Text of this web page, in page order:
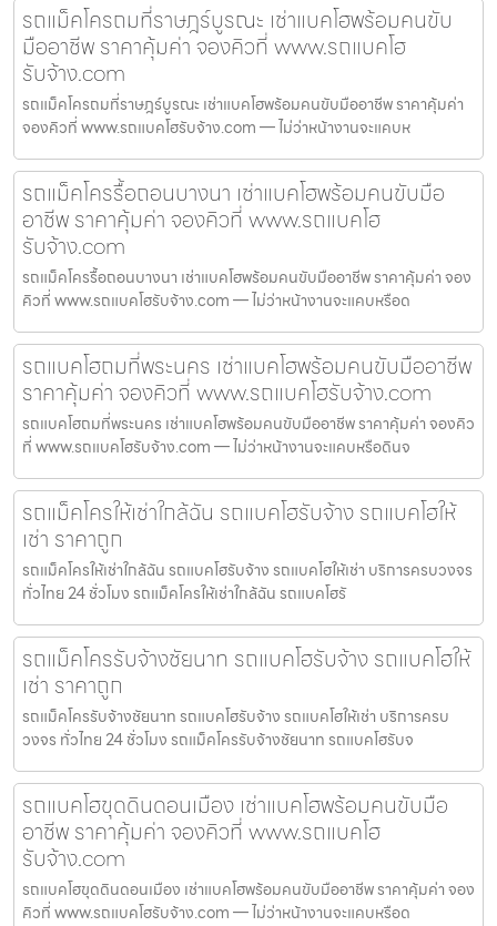
รถแม็คโครถมที่ราษฎร์บูรณะ เช่าแบคโฮพร้อมคนขับ
มืออาชีพ ราคาคุ้มค่า จองคิวที่ www.รถแบคโฮ
รับจ้าง.com
รถแม็คโครถมที่ราษฎร์บูรณะ เช่าแบคโฮพร้อมคนขับมืออาชีพ ราคาคุ้มค่า
จองคิวที่ www.รถแบคโฮรับจ้าง.com — ไม่ว่าหน้างานจะแคบห
รถแม็คโครรื้อถอนบางนา เช่าแบคโฮพร้อมคนขับมือ
อาชีพ ราคาคุ้มค่า จองคิวที่ www.รถแบคโฮ
รับจ้าง.com
รถแม็คโครรื้อถอนบางนา เช่าแบคโฮพร้อมคนขับมืออาชีพ ราคาคุ้มค่า จอง
คิวที่ www.รถแบคโฮรับจ้าง.com — ไม่ว่าหน้างานจะแคบหรือด
รถแบคโฮถมที่พระนคร เช่าแบคโฮพร้อมคนขับมืออาชีพ
ราคาคุ้มค่า จองคิวที่ www.รถแบคโฮรับจ้าง.com
รถแบคโฮถมที่พระนคร เช่าแบคโฮพร้อมคนขับมืออาชีพ ราคาคุ้มค่า จองคิว
ที่ www.รถแบคโฮรับจ้าง.com — ไม่ว่าหน้างานจะแคบหรือดินจ
รถแม็คโครให้เช่าใกล้ฉัน รถแบคโฮรับจ้าง รถแบคโฮให้
เช่า ราคาถูก
รถแม็คโครให้เช่าใกล้ฉัน รถแบคโฮรับจ้าง รถแบคโฮให้เช่า บริการครบวงจร
ทั่วไทย 24 ชั่วโมง รถแม็คโครให้เช่าใกล้ฉัน รถแบคโฮรั
รถแม็คโครรับจ้างชัยนาท รถแบคโฮรับจ้าง รถแบคโฮให้
เช่า ราคาถูก
รถแม็คโครรับจ้างชัยนาท รถแบคโฮรับจ้าง รถแบคโฮให้เช่า บริการครบ
วงจร ทั่วไทย 24 ชั่วโมง รถแม็คโครรับจ้างชัยนาท รถแบคโฮรับจ
รถแบคโฮขุดดินดอนเมือง เช่าแบคโฮพร้อมคนขับมือ
อาชีพ ราคาคุ้มค่า จองคิวที่ www.รถแบคโฮ
รับจ้าง.com
รถแบคโฮขุดดินดอนเมือง เช่าแบคโฮพร้อมคนขับมืออาชีพ ราคาคุ้มค่า จอง
คิวที่ www.รถแบคโฮรับจ้าง.com — ไม่ว่าหน้างานจะแคบหรือด